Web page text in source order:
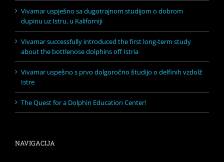
Vivamar uspješno sa dugotrajnom studijom o dobrom
dupinu uz Istru, u Kaliforniji
Vivamar successfully introduced the first long-term study
about the bottlenose dolphins off Istria
Vivamar uspešno s prvo dolgoročno študijo o delfinih vzdolž
Istre
The Quest for a Dolphin Education Center!
NAVIGACIJA